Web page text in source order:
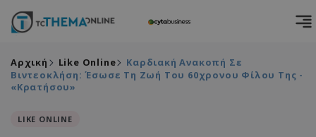
Αρχική Like Online
Καρδιακή Ανακοπή Σε
Βιντεοκλήση: Έσωσε Τη Ζωή Του 60χρονου Φίλου Της -
«Κρατήσου»
LIKE ONLINE